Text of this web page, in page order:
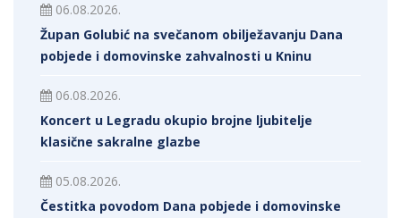
06.08.2026.
Župan Golubić na svečanom obilježavanju Dana
pobjede i domovinske zahvalnosti u Kninu
06.08.2026.
Koncert u Legradu okupio brojne ljubitelje
klasične sakralne glazbe
05.08.2026.
Čestitka povodom Dana pobjede i domovinske